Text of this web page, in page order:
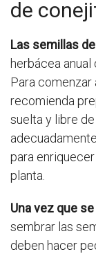
de
Las semillas
herbácea
Para comenzar
recomienda
suelta y libre
para
planta.
Una vez que
sembrar las
deben hacer